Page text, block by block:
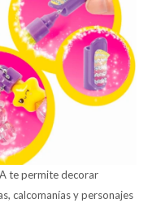
te permite decorar
calcomanías y personajes